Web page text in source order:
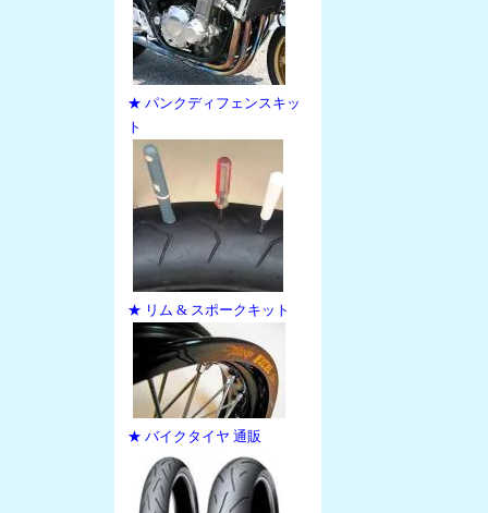
★ パンクディフェンスキッ
ト
★ リム & スポークキット
★ バイクタイヤ 通販